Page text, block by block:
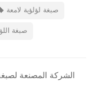
صبغة لؤلؤية لامعة
صبغة